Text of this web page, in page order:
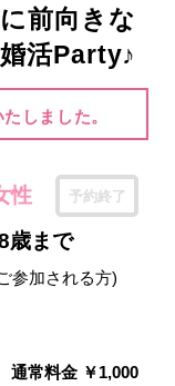
前向きな
活Party♪
しました。
性 予約終了
歳まで
参加される方)
通常料金 ￥1,000